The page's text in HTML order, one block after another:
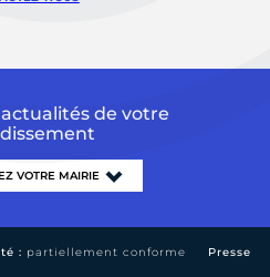
de votre
: partiellement conforme Presse